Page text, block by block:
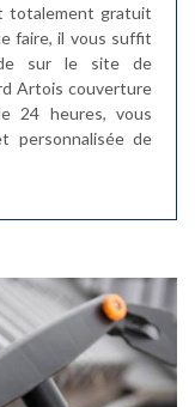
totalement gratuit
faire, il vous suffit
sur le site de
Artois couverture
24 heures, vous
personnalisée de